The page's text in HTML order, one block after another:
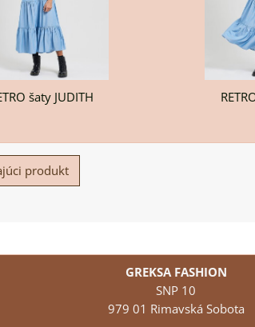
šaty JUDITH
produkt
GREKSA FASHION
SNP 10
979 01 Rimavská Sobota